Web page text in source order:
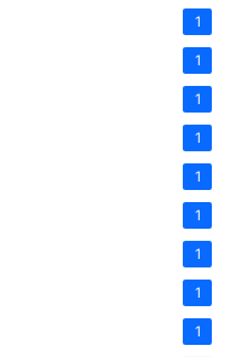
1
1
1
1
1
1
1
1
1